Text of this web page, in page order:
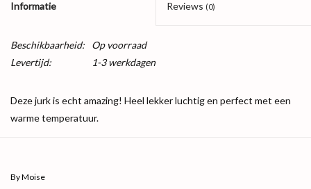
Informatie Reviews (0)
Beschikbaarheid:
Op voorraad
Levertijd:
1-3 werkdagen
Deze jurk is echt amazing! Heel lekker luchtig en perfect met een
warme temperatuur.
By Moise